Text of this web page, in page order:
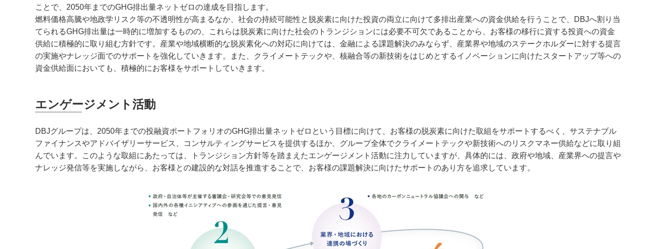
ことで、2050年までのGHG排出量ネットゼロの達成を目指します。
燃料価格高騰や地政学リスク等の不透明性が高まるなか、社会の持続可能性と脱炭素に向けた投資の両立に向けて多排出産業への資金供給を行うことで、DBJへ割り当
てられるGHG排出量は一時的に増加するものの、これらは脱炭素に向けた社会のトランジションには必要不可欠であることから、お客様の移行に資する投資への資金
供給に積極的に取り組む方針です。産業や地域横断的な脱炭素化への対応に向けては、金融による課題解決のみならず、産業界や地域のステークホルダーに対する提言
の実施やナレッジ面でのサポートを強化していきます。また、クライメートテックや、核融合等の新技術をはじめとするイノベーションに向けたスタートアップ等への
資金供給面においても、積極的にお客様をサポートしていきます。
エンゲージメント活動
DBJグループは、2050年までの投融資ポートフォリオのGHG排出量ネットゼロという目標に向けて、お客様の脱炭素に向けた取組をサポートするべく、サステナブル
ファイナンスやアドバイザリーサービス、コンサルティングサービスを提供するほか、グループ全体でクライメートテックや新技術へのリスクマネー供給などに取り組
んでいます。このような取組にあたっては、トランジション方針等を踏まえたエンゲージメント活動に注力していますが、具体的には、政府や地域、産業界への提言や
ナレッジ発信等を実施しながら、お客様との建設的な対話を推進することで、お客様の課題解決に向けたサポートのあり方を追求しています。